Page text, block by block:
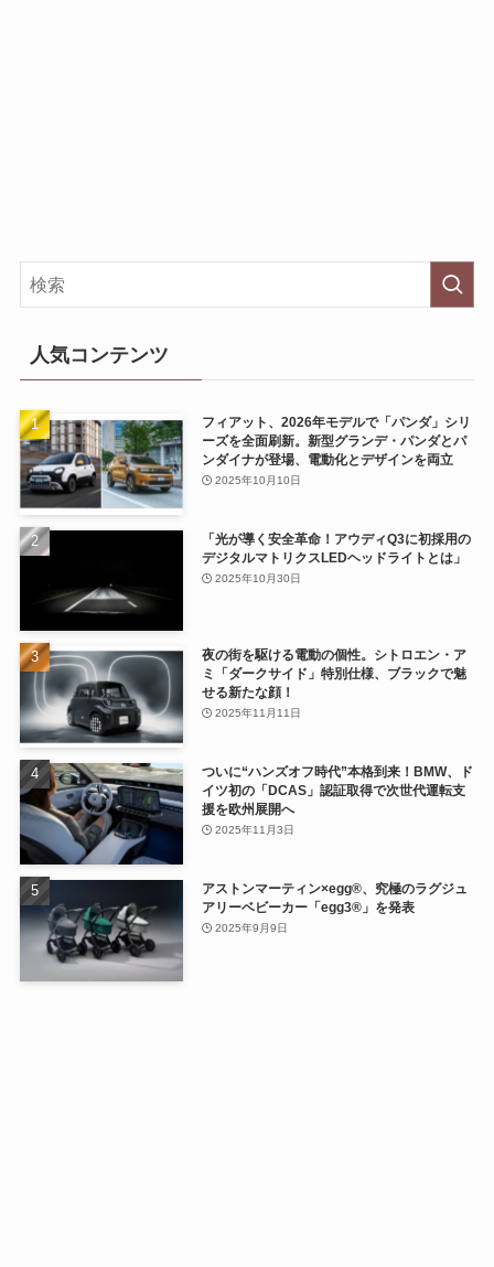
人気コンテンツ
フィアット、2026年モデルで「パンダ」シリ
ーズを全面刷新。新型グランデ・パンダとパ
ンダイナが登場、電動化とデザインを両立
2025年10月10日
「光が導く安全革命！アウディQ3に初採用の
デジタルマトリクスLEDヘッドライトとは」
2025年10月30日
夜の街を駆ける電動の個性。シトロエン・ア
ミ「ダークサイド」特別仕様、ブラックで魅
せる新たな顔！
2025年11月11日
ついに“ハンズオフ時代”本格到来！BMW、ド
イツ初の「DCAS」認証取得で次世代運転支
援を欧州展開へ
2025年11月3日
アストンマーティン×egg®、究極のラグジュ
アリーベビーカー「egg3®」を発表
2025年9月9日